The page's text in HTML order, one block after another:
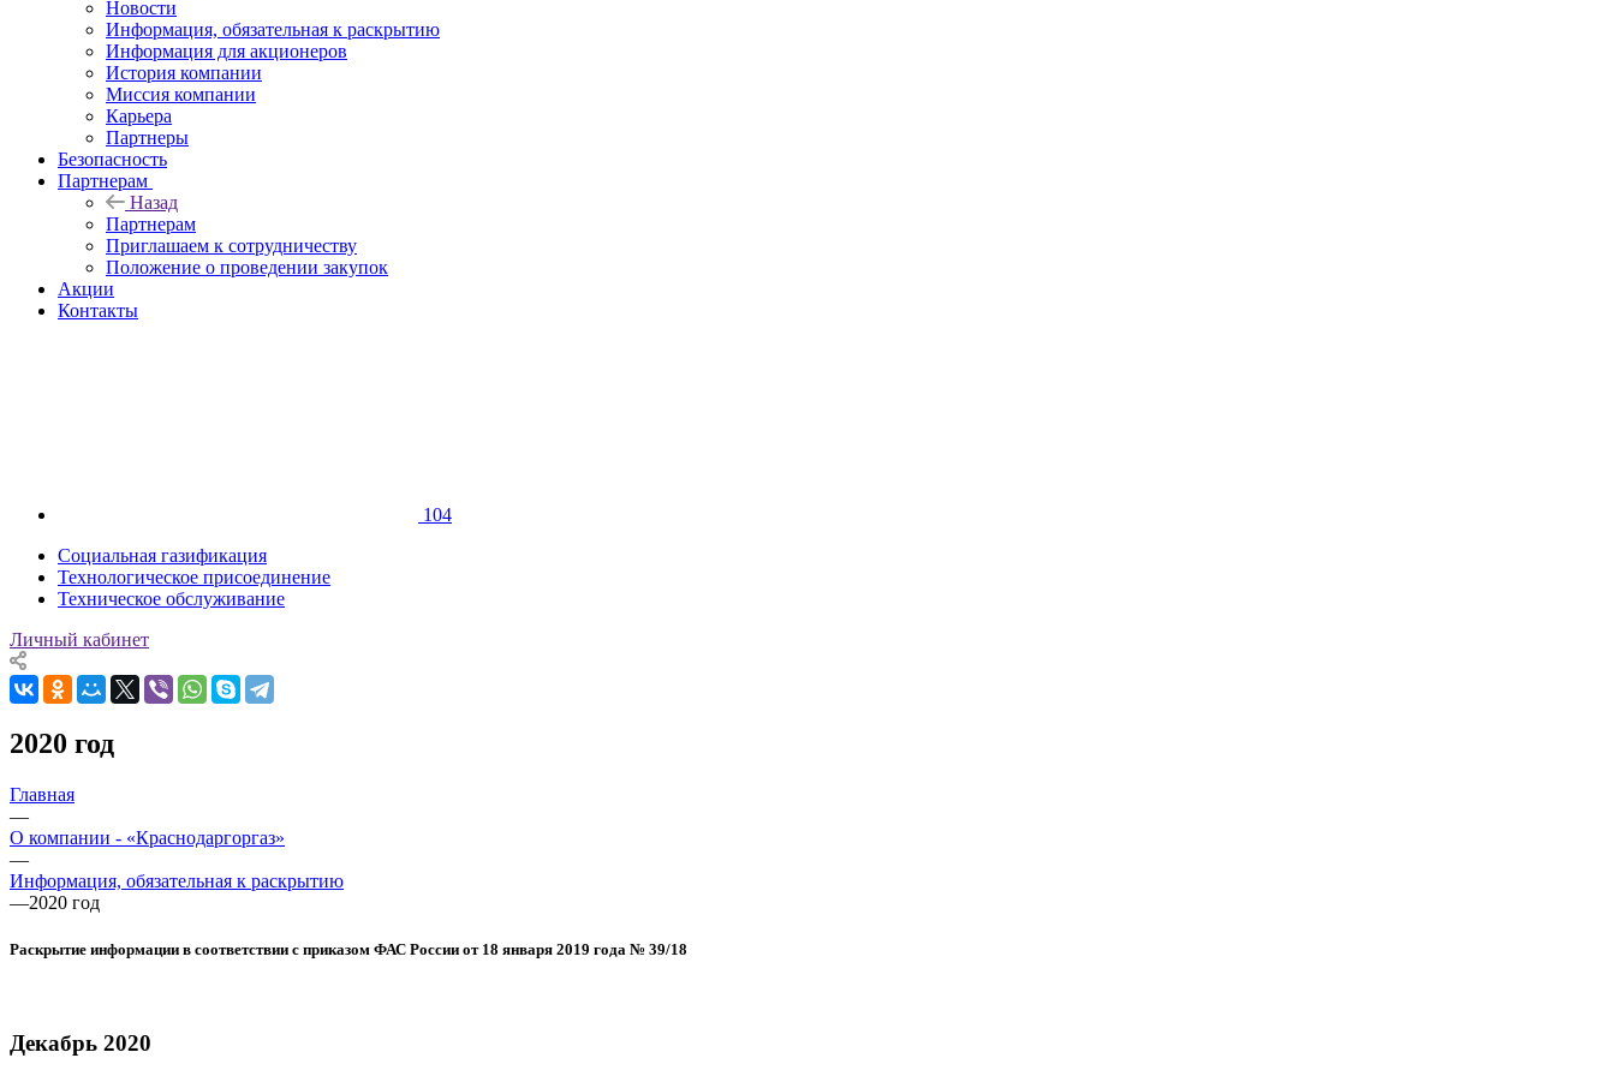
Новости
Информация, обязательная к раскрытию
Информация для акционеров
История компании
Миссия компании
Карьера
Партнеры
Безопасность
Партнерам
Назад
Партнерам
Приглашаем к сотрудничеству
Положение о проведении закупок
Акции
Контакты
104
Социальная газификация
Технологическое присоединение
Техническое обслуживание
Личный кабинет
2020 год
Главная
—
О компании - «Краснодаргоргаз»
—
Информация, обязательная к раскрытию
—2020 год
Раскрытие информации в соответствии с приказом ФАС России от 18 января 2019 года № 39/18
Декабрь 2020